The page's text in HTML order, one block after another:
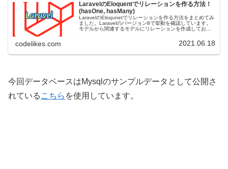
LaravelのEloquentでリレーションを作る方法！
(hasOne, hasMany)
LaravelのEloqunetでリレーションを作る方法をまとめてみ
ました。Laravelのバージョン8で挙動を確認しています。
モデルから関連するモデルにリレーションを作成しておく
codelikes.com 2021.06.18
今回データベースはMysqlのサンプルデータとして公開さ
れている こちら を使用しています。